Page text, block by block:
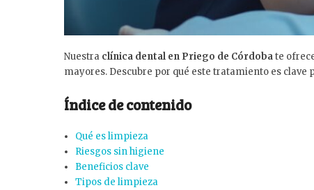
Nuestra clínica dental en Priego de Córdobate
mayores. Descubre por qué este tratamiento es
Índice de contenido
Qué es limpieza
Riesgos sin higiene
Beneficios clave
Tipos de limpieza